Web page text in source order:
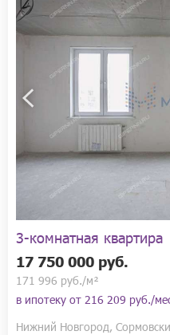
3-комнатная квартира
17 750 000 руб.
171 996 руб./м²
в ипотеку от 216 209 руб./
Нижний Новгород,